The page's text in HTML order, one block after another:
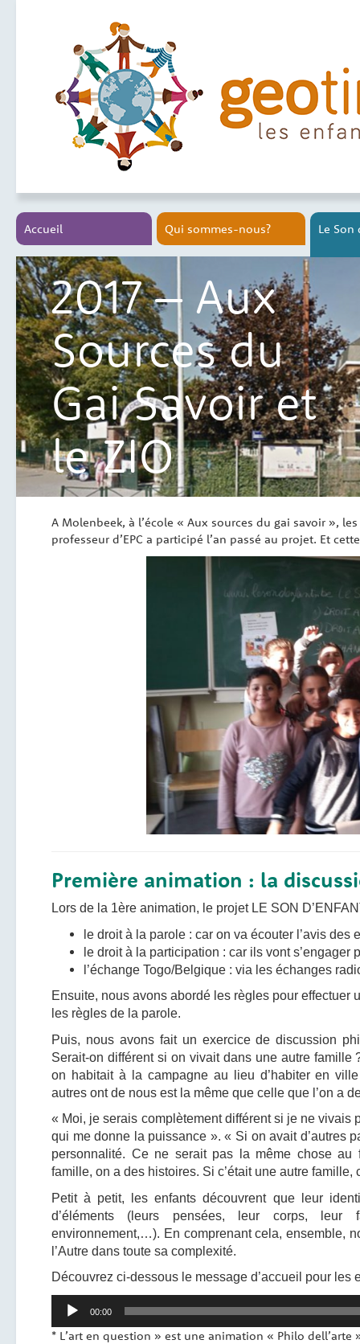
Accueil Qui sommes-nous? Le Son
2017 – Aux
Sources du
Gai Savoir et
le ZIO
A Molenbeek, à l’école « Aux sources du gai savoir »,
professeur d’EPC a participé l’an passé au projet. Et
Première animation : la
Lors de la 1ère animation, le projet LE SON
le droit à la parole : car on va écouter l’avis des
le droit à la participation : car ils vont
l’échange Togo/Belgique : via les échanges
Ensuite, nous avons abordé les règles pour effectuer
es règles de la parole.
Puis, nous avons fait un exercice de discussion
Serait-on différent si on vivait dans une autre famille
on habitait à la campagne au lieu d’habiter en
autres ont de nous est la même que celle que l’on a
« Moi, je serais complètement différent si je ne vivais
qui me donne la puissance ». « Si on avait d’autres
personnalité. Ce ne serait pas la même chose
famille, on a des histoires. Si c’était une autre famille,
Petit à petit, les enfants découvrent que leur
d’éléments (leurs pensées, leur corps, leur
environnement,…). En comprenant cela, ensemble,
l’Autre dans toute sa complexité.
Découvrez ci-dessous le message d’accueil pour les
Lecteur
audio
00:00
* L’art en question » est une animation « Philo dell’arte